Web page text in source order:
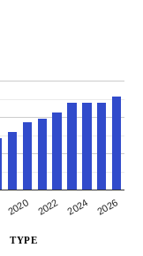
2020 2022 2024 2026
TYPE